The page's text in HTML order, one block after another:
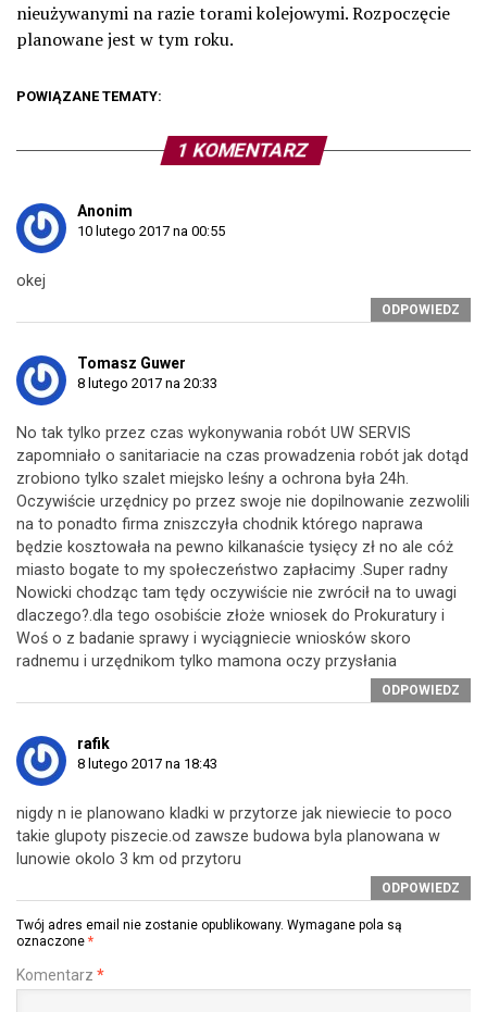
nieużywanymi na razie torami kolejowymi. Rozpoczęcie
planowane jest w tym roku.
POWIĄZANE TEMATY:
1 KOMENTARZ
Anonim
10 lutego 2017 na 00:55
okej
ODPOWIEDZ
Tomasz Guwer
8 lutego 2017 na 20:33
No tak tylko przez czas wykonywania robót UW SERVIS
zapomniało o sanitariacie na czas prowadzenia robót jak dotąd
zrobiono tylko szalet miejsko leśny a ochrona była 24h.
Oczywiście urzędnicy po przez swoje nie dopilnowanie zezwolili
na to ponadto firma zniszczyła chodnik którego naprawa
będzie kosztowała na pewno kilkanaście tysięcy zł no ale cóż
miasto bogate to my społeczeństwo zapłacimy .Super radny
Nowicki chodząc tam tędy oczywiście nie zwrócił na to uwagi
dlaczego?.dla tego osobiście złoże wniosek do Prokuratury i
Woś o z badanie sprawy i wyciągniecie wniosków skoro
radnemu i urzędnikom tylko mamona oczy przysłania
ODPOWIEDZ
rafik
8 lutego 2017 na 18:43
nigdy n ie planowano kladki w przytorze jak niewiecie to poco
takie glupoty piszecie.od zawsze budowa byla planowana w
lunowie okolo 3 km od przytoru
ODPOWIEDZ
Twój adres email nie zostanie opublikowany. Wymagane pola są
oznaczone *
Komentarz *